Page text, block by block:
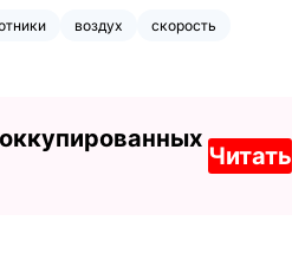
воздух
скорость
Читать